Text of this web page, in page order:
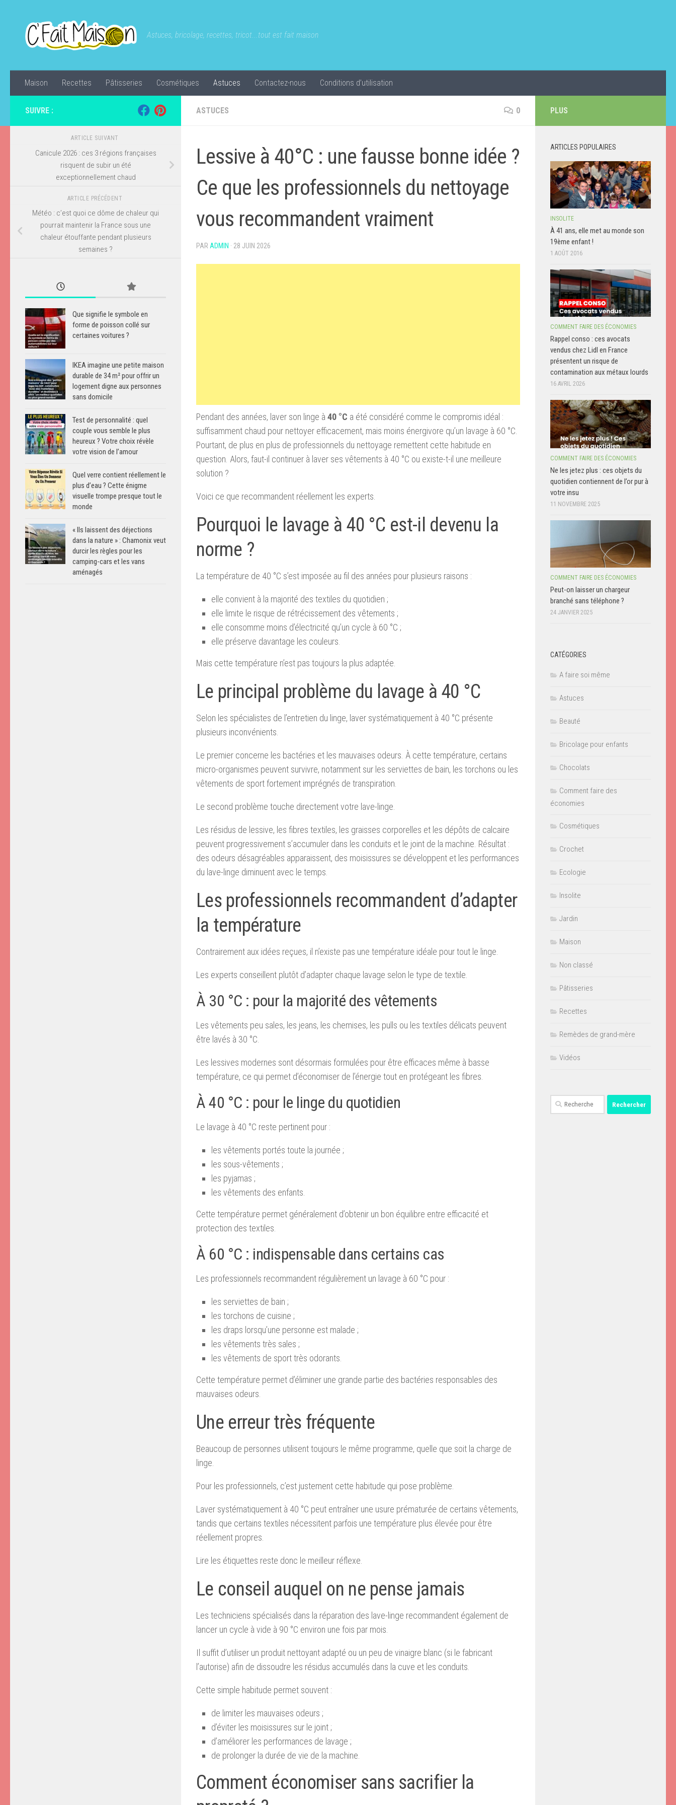
Astuces, bricolage, recettes, tricot...tout est fait maison
Maison Recettes Pâtisseries Cosmétiques Astuces Contactez-nous Conditions d’utilisation
ASTUCES 0
Lessive à 40°C : une fausse bonne idée ?
Ce que les professionnels du nettoyage
vous recommandent vraiment
PAR ADMIN · 28 JUIN 2026
Pendant des années, laver son linge à 40 °C a été considéré comme le compromis idéal :
suffisamment chaud pour nettoyer efficacement, mais moins énergivore qu’un lavage à 60 °C.
Pourtant, de plus en plus de professionnels du nettoyage remettent cette habitude en
question. Alors, faut-il continuer à laver ses vêtements à 40 °C ou existe-t-il une meilleure
solution ?
Voici ce que recommandent réellement les experts.
Pourquoi le lavage à 40 °C est-il devenu la
norme ?
La température de 40 °C s’est imposée au fil des années pour plusieurs raisons :
elle convient à la majorité des textiles du quotidien ;
elle limite le risque de rétrécissement des vêtements ;
elle consomme moins d’électricité qu’un cycle à 60 °C ;
elle préserve davantage les couleurs.
Mais cette température n’est pas toujours la plus adaptée.
Le principal problème du lavage à 40 °C
Selon les spécialistes de l’entretien du linge, laver systématiquement à 40 °C présente
plusieurs inconvénients.
Le premier concerne les bactéries et les mauvaises odeurs. À cette température, certains
micro-organismes peuvent survivre, notamment sur les serviettes de bain, les torchons ou les
vêtements de sport fortement imprégnés de transpiration.
Le second problème touche directement votre lave-linge.
Les résidus de lessive, les fibres textiles, les graisses corporelles et les dépôts de calcaire
peuvent progressivement s’accumuler dans les conduits et le joint de la machine. Résultat :
des odeurs désagréables apparaissent, des moisissures se développent et les performances
du lave-linge diminuent avec le temps.
Les professionnels recommandent d’adapter
la température
Contrairement aux idées reçues, il n’existe pas une température idéale pour tout le linge.
Les experts conseillent plutôt d’adapter chaque lavage selon le type de textile.
À 30 °C : pour la majorité des vêtements
Les vêtements peu sales, les jeans, les chemises, les pulls ou les textiles délicats peuvent
être lavés à 30 °C.
Les lessives modernes sont désormais formulées pour être efficaces même à basse
température, ce qui permet d’économiser de l’énergie tout en protégeant les fibres.
À 40 °C : pour le linge du quotidien
Le lavage à 40 °C reste pertinent pour :
les vêtements portés toute la journée ;
les sous-vêtements ;
les pyjamas ;
les vêtements des enfants.
Cette température permet généralement d’obtenir un bon équilibre entre efficacité et
protection des textiles.
À 60 °C : indispensable dans certains cas
Les professionnels recommandent régulièrement un lavage à 60 °C pour :
les serviettes de bain ;
les torchons de cuisine ;
les draps lorsqu’une personne est malade ;
les vêtements très sales ;
les vêtements de sport très odorants.
Cette température permet d’éliminer une grande partie des bactéries responsables des
mauvaises odeurs.
Une erreur très fréquente
Beaucoup de personnes utilisent toujours le même programme, quelle que soit la charge de
linge.
Pour les professionnels, c’est justement cette habitude qui pose problème.
Laver systématiquement à 40 °C peut entraîner une usure prématurée de certains vêtements,
tandis que certains textiles nécessitent parfois une température plus élevée pour être
réellement propres.
Lire les étiquettes reste donc le meilleur réflexe.
Le conseil auquel on ne pense jamais
Les techniciens spécialisés dans la réparation des lave-linge recommandent également de
lancer un cycle à vide à 90 °C environ une fois par mois.
Il suffit d’utiliser un produit nettoyant adapté ou un peu de vinaigre blanc (si le fabricant
l’autorise) afin de dissoudre les résidus accumulés dans la cuve et les conduits.
Cette simple habitude permet souvent :
de limiter les mauvaises odeurs ;
d’éviter les moisissures sur le joint ;
d’améliorer les performances de lavage ;
de prolonger la durée de vie de la machine.
Comment économiser sans sacrifier la
SUIVRE :
ARTICLE SUIVANT
Canicule 2026 : ces 3 régions françaises
risquent de subir un été
exceptionnellement chaud
ARTICLE PRÉCÉDENT
Météo : c’est quoi ce dôme de chaleur qui
pourrait maintenir la France sous une
chaleur étouffante pendant plusieurs
semaines ?
Que signifie le symbole en
forme de poisson collé sur
certaines voitures ?
IKEA imagine une petite maison
durable de 34 m² pour offrir un
logement digne aux personnes
sans domicile
Test de personnalité : quel
couple vous semble le plus
heureux ? Votre choix révèle
votre vision de l’amour
Quel verre contient réellement le
plus d’eau ? Cette énigme
visuelle trompe presque tout le
monde
« Ils laissent des déjections
dans la nature » : Chamonix veut
durcir les règles pour les
camping-cars et les vans
aménagés
PLUS
ARTICLES POPULAIRES
INSOLITE
À 41 ans, elle met au monde son
19ème enfant !
1 AOÛT 2016
COMMENT FAIRE DES ÉCONOMIES
Rappel conso : ces avocats
vendus chez Lidl en France
présentent un risque de
contamination aux métaux lourds
16 AVRIL 2026
COMMENT FAIRE DES ÉCONOMIES
Ne les jetez plus : ces objets du
quotidien contiennent de l’or pur à
votre insu
11 NOVEMBRE 2025
COMMENT FAIRE DES ÉCONOMIES
Peut-on laisser un chargeur
branché sans téléphone ?
24 JANVIER 2025
CATÉGORIES
A faire soi même
Astuces
Beauté
Bricolage pour enfants
Chocolats
Comment faire des
économies
Cosmétiques
Crochet
Ecologie
Insolite
Jardin
Maison
Non classé
Pâtisseries
Recettes
Remèdes de grand-mère
Vidéos
Rechercher :